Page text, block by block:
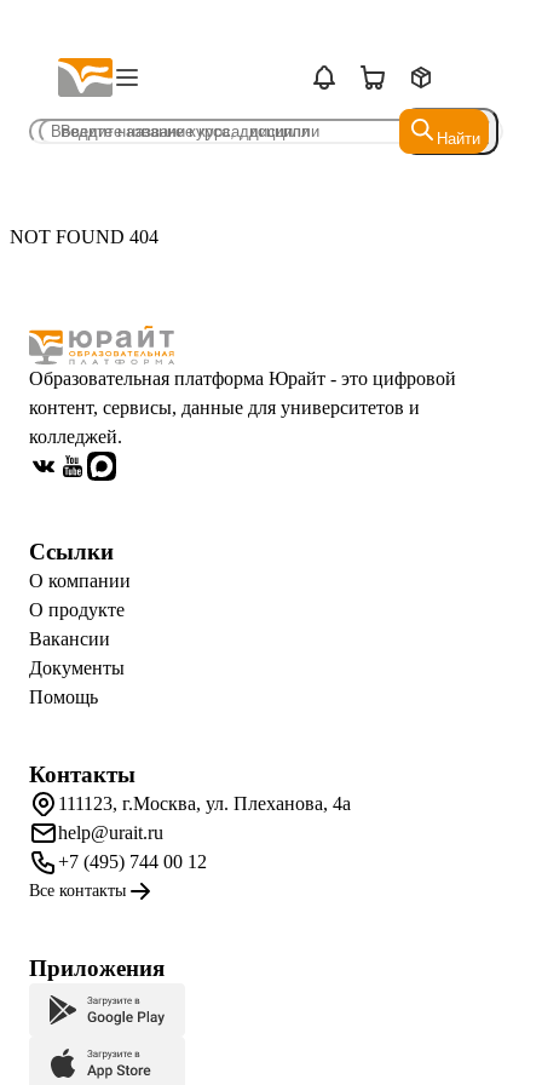
Найти
Найти
NOT FOUND 404
Образовательная платформа Юрайт - это цифровой
контент, сервисы, данные для университетов и
колледжей.
Ссылки
О компании
О продукте
Вакансии
Документы
Помощь
Контакты
111123, г.Москва, ул. Плеханова, 4а
help@urait.ru
+7 (495) 744 00 12
Все контакты
Приложения